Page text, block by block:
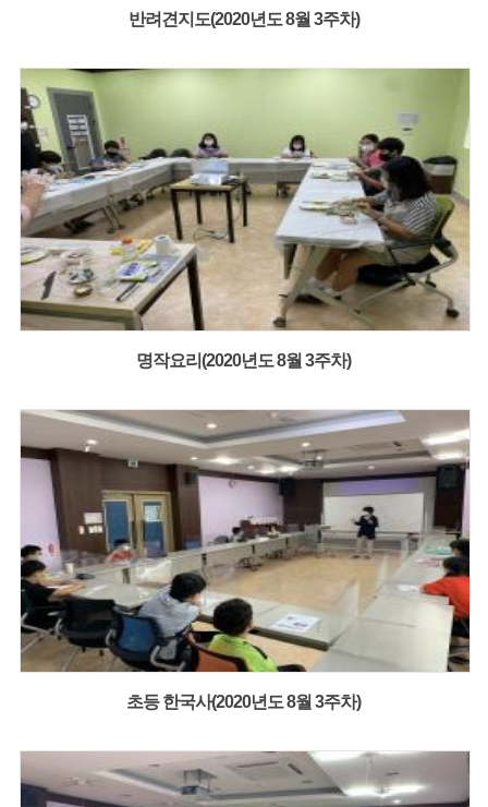
반려견지도(2020년도 8월 3주차)
명작요리(2020년도 8월 3주차)
초등 한국사(2020년도 8월 3주차)